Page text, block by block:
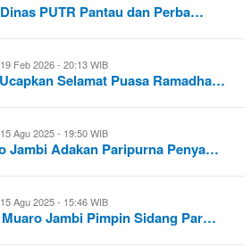
PUTR Pantau dan Perba…
19 Feb 2026 - 20:13 WIB
Selamat Puasa Ramadha…
15 Agu 2025 - 19:50 WIB
Jambi Adakan Paripurna Penya…
15 Agu 2025 - 15:46 WIB
Muaro Jambi Pimpin Sidang Par…